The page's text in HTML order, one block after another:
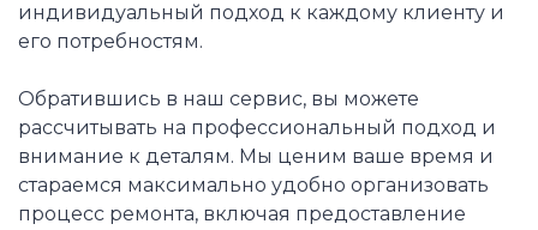
индивидуальный подход к каждому клиенту и
его потребностям.
Обратившись в наш сервис, вы можете
рассчитывать на профессиональный подход и
внимание к деталям. Мы ценим ваше время и
стараемся максимально удобно организовать
процесс ремонта, включая предоставление